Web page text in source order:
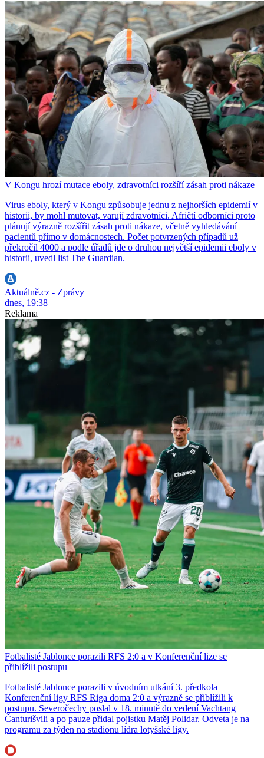
V Kongu hrozí mutace eboly, zdravotníci rozšíří zásah proti nákaze
Virus eboly, který v Kongu způsobuje jednu z nejhorších epidemií v
historii, by mohl mutovat, varují zdravotníci. Afričtí odborníci proto
plánují výrazně rozšířit zásah proti nákaze, včetně vyhledávání
pacientů přímo v domácnostech. Počet potvrzených případů už
překročil 4000 a podle úřadů jde o druhou největší epidemii eboly v
historii, uvedl list The Guardian.
Aktuálně.cz - Zprávy
dnes, 19:38
Reklama
Fotbalisté Jablonce porazili RFS 2:0 a v Konferenční lize se
přiblížili postupu
Fotbalisté Jablonce porazili v úvodním utkání 3. předkola
Konferenční ligy RFS Riga doma 2:0 a výrazně se přiblížili k
postupu. Severočechy poslal v 18. minutě do vedení Vachtang
Čanturišvili a po pauze přidal pojistku Matěj Polidar. Odveta je na
programu za týden na stadionu lídra lotyšské ligy.